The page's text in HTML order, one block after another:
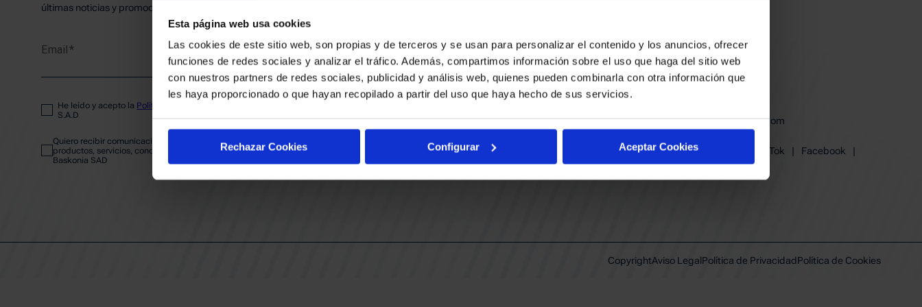
Esta página web usa cookies
Las cookies de este sitio web, son propias y de terceros y se usan para personalizar el contenido y los anuncios, ofrecer
funciones de redes sociales y analizar el tráfico. Además, compartimos información sobre el uso que haga del sitio web
con nuestros partners de redes sociales, publicidad y análisis web, quienes pueden combinarla con otra información que
les haya proporcionado o que hayan recopilado a partir del uso que haya hecho de sus servicios.
Rechazar Cookies Configurar Aceptar Cookies
PLANTILLA
ENTRADAS
ABONADOS
CALENDARIO
CLUB
últimas noticias y promociones del club.
Email
He leído y acepto la Política de privacidad
S.A.D
Quiero recibir comunicaciones electrónicas sobre las actividades,
productos, servicios, concursos, ofertas y/o promociones del SASKI
Baskonia SAD
BAKH
FUNDACIÓN BASKONIA-ALAVÉS
01013 Vitoria-Gasteiz
baskonia@baskonia.com
Instagram
TikTok | Facebook
|
Youtube
| Linkedin
CopyrightAviso LegalPolítica de PrivacidadPolítica de Cookies